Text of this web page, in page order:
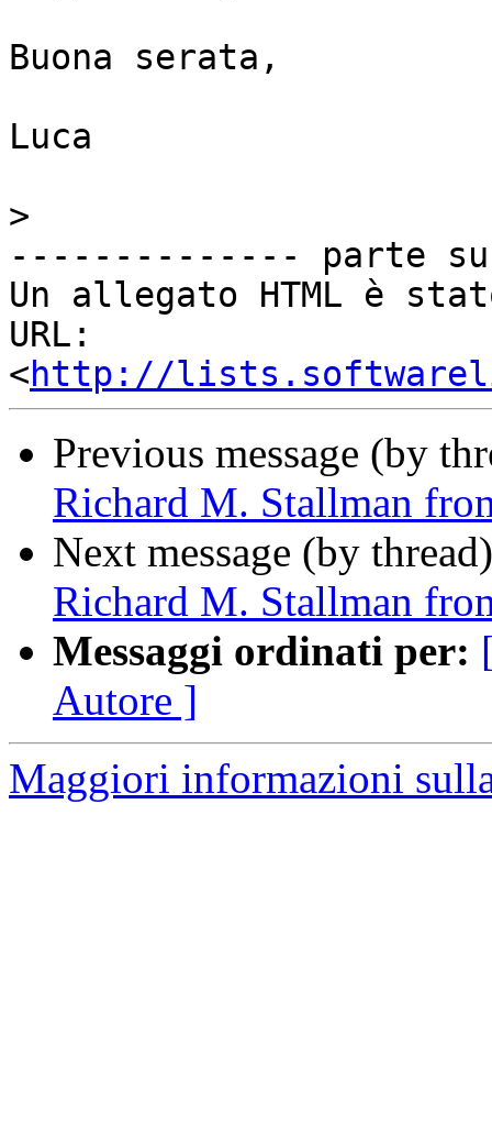
Buona serata,
Luca
>
-------------- parte
Un allegato HTML è
URL:
<http://
Previous message (by
Richard M. Stallman
Next message (by
Richard M. Stallman
Messaggi ordinati per:
Autore ]
Maggiori informazioni